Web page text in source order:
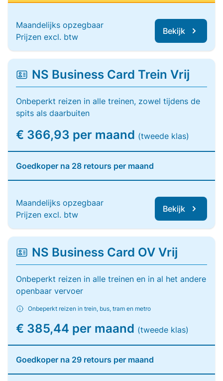
Maandelijks opzegbaar
Prijzen excl. btw
Bekijk
NS Business Card Trein Vrij
Onbeperkt reizen in alle treinen, zowel tijdens de
spits als daarbuiten
€ 366,93 per maand (tweede klas)
Goedkoper na 28 retours per maand
Maandelijks opzegbaar
Prijzen excl. btw
Bekijk
NS Business Card OV Vrij
Onbeperkt reizen in alle treinen en in al het andere
openbaar vervoer
Onbeperkt reizen in trein, bus, tram en metro
€ 385,44 per maand (tweede klas)
Goedkoper na 29 retours per maand